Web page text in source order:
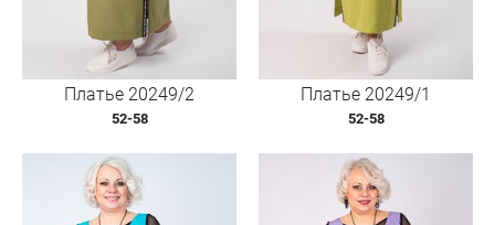
Платье 20249/2
52-58
Платье 20249/1
52-58